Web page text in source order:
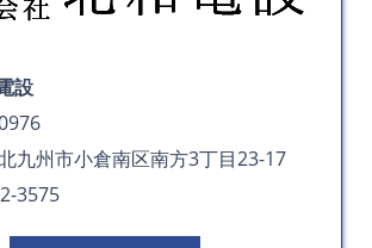
設
九州市小倉南区南方3丁目23-17
3575